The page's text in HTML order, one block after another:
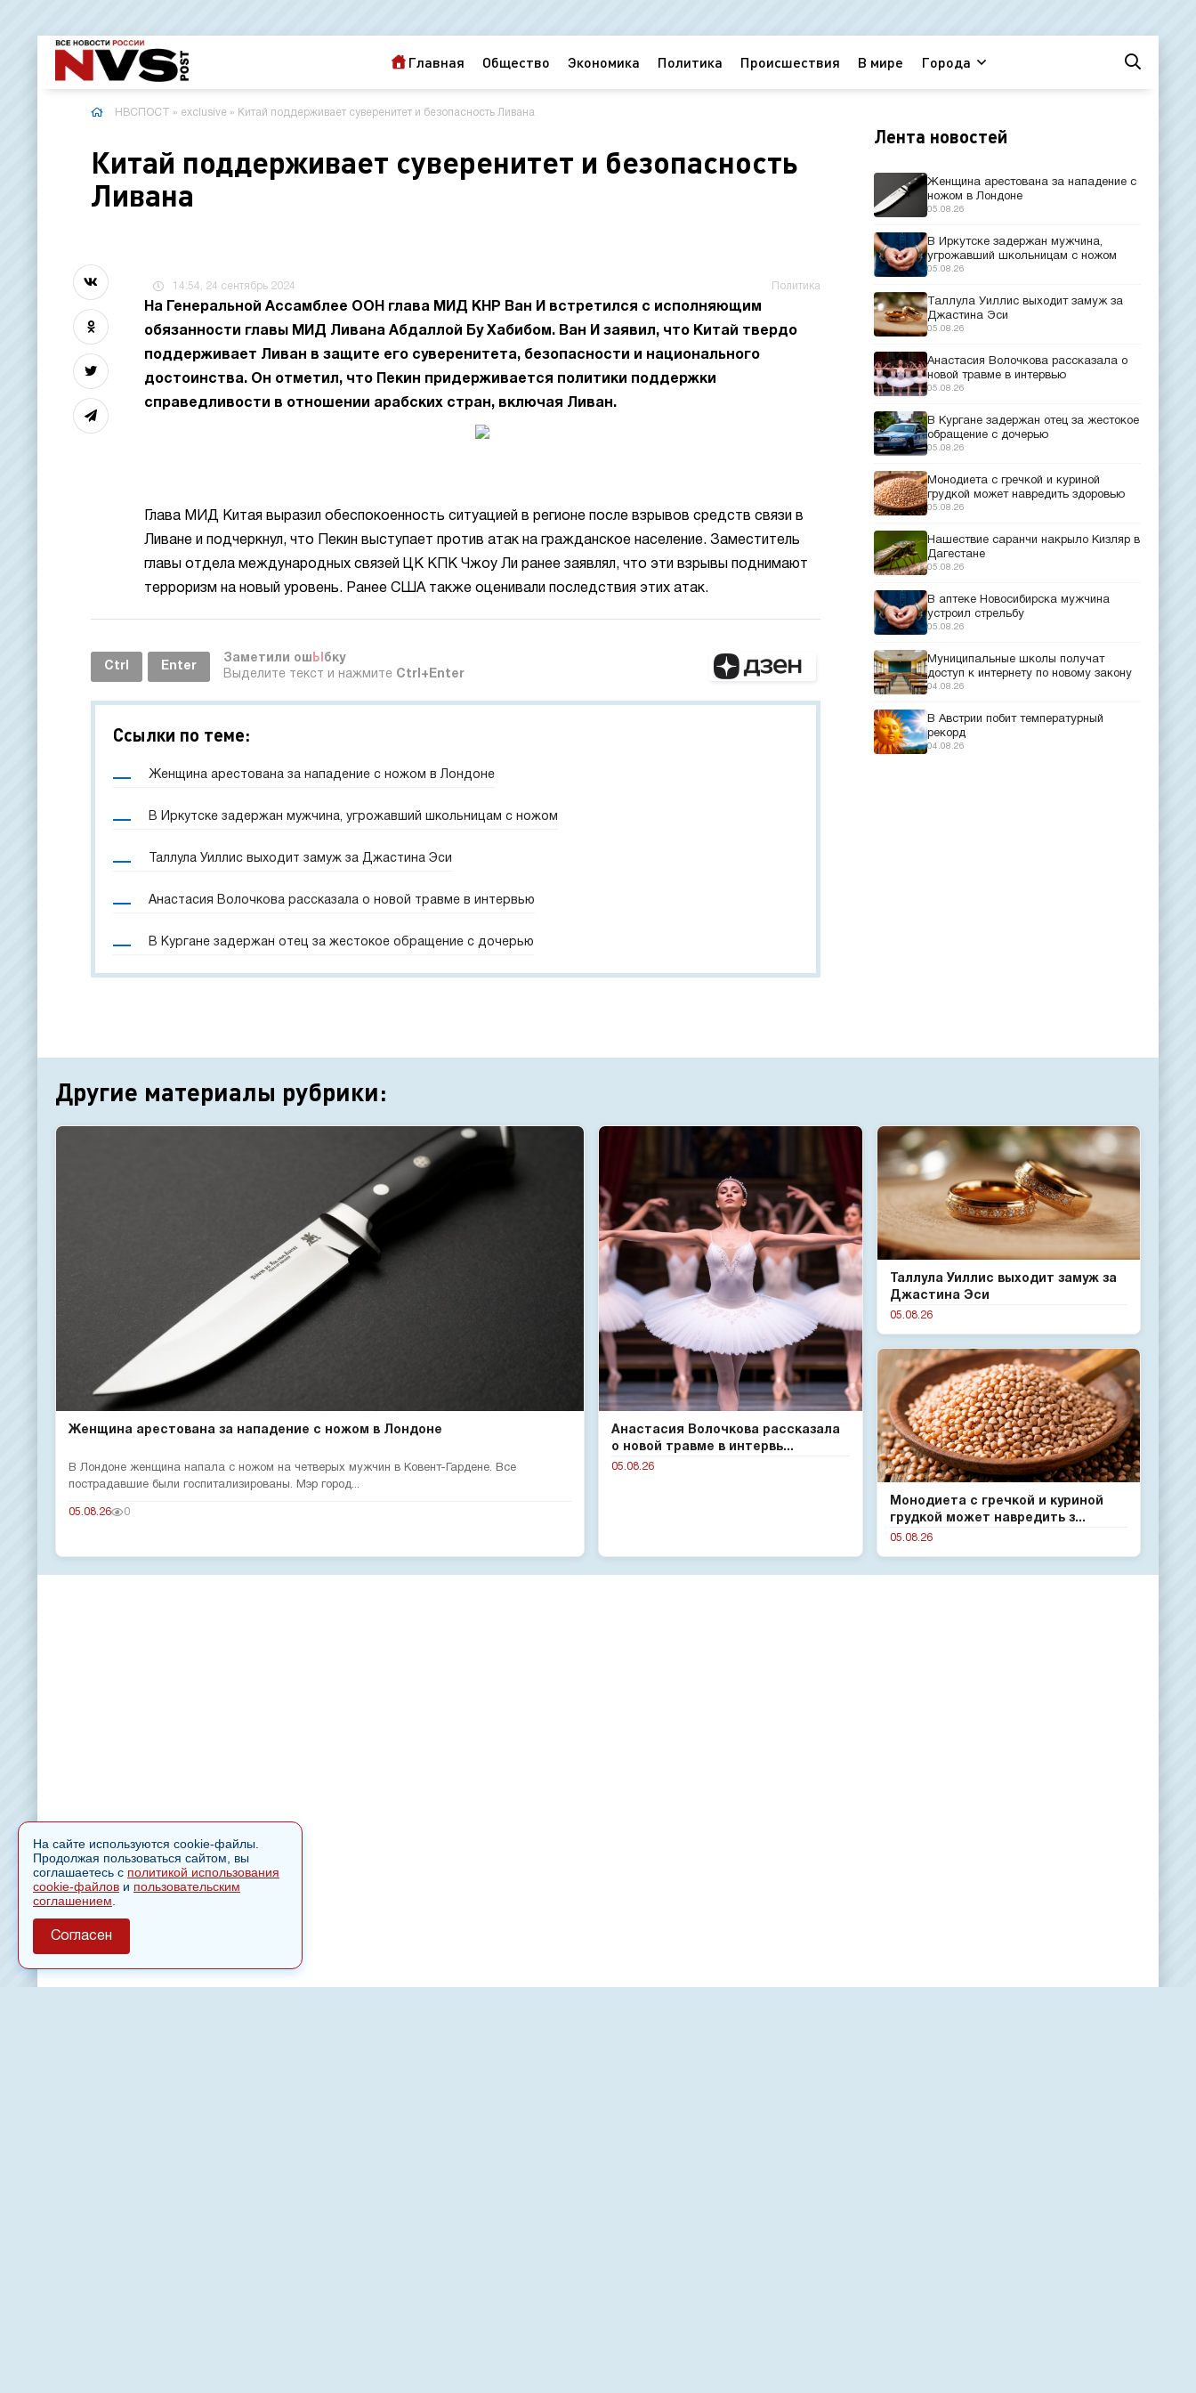
Главная Общество Экономика Политика Происшествия В мире Города
НВСПОСТ » exclusive » Китай поддерживает суверенитет и безопасность Ливана
Китай поддерживает суверенитет и безопасность
Ливана
14:54, 24 сентябрь 2024 Политика
На Генеральной Ассамблее ООН глава МИД КНР Ван И встретился с исполняющим
обязанности главы МИД Ливана Абдаллой Бу Хабибом. Ван И заявил, что Китай твердо
поддерживает Ливан в защите его суверенитета, безопасности и национального
достоинства. Он отметил, что Пекин придерживается политики поддержки
справедливости в отношении арабских стран, включая Ливан.
Глава МИД Китая выразил обеспокоенность ситуацией в регионе после взрывов средств связи в
Ливане и подчеркнул, что Пекин выступает против атак на гражданское население. Заместитель
главы отдела международных связей ЦК КПК Чжоу Ли ранее заявлял, что эти взрывы поднимают
терроризм на новый уровень. Ранее США также оценивали последствия этих атак.
Ctrl Enter
Заметили ош Ы бку
Выделите текст и нажмите Ctrl+Enter
Ссылки по теме:
Женщина арестована за нападение с ножом в Лондоне
В Иркутске задержан мужчина, угрожавший школьницам с ножом
Таллула Уиллис выходит замуж за Джастина Эси
Анастасия Волочкова рассказала о новой травме в интервью
В Кургане задержан отец за жестокое обращение с дочерью
Лента новостей
Женщина арестована за нападение с
ножом в Лондоне
05.08.26
В Иркутске задержан мужчина,
угрожавший школьницам с ножом
05.08.26
Таллула Уиллис выходит замуж за
Джастина Эси
05.08.26
Анастасия Волочкова рассказала о
новой травме в интервью
05.08.26
В Кургане задержан отец за жестокое
обращение с дочерью
05.08.26
Монодиета с гречкой и куриной
грудкой может навредить здоровью
05.08.26
Нашествие саранчи накрыло Кизляр в
Дагестане
05.08.26
В аптеке Новосибирска мужчина
устроил стрельбу
05.08.26
Муниципальные школы получат
доступ к интернету по новому закону
04.08.26
В Австрии побит температурный
рекорд
04.08.26
Другие материалы рубрики:
Женщина арестована за нападение с ножом в Лондоне
В Лондоне женщина напала с ножом на четверых мужчин в Ковент-Гардене. Все
пострадавшие были госпитализированы. Мэр город...
05.08.26 0
Таллула Уиллис выходит замуж за
Джастина Эси
05.08.26
Анастасия Волочкова рассказала
о новой травме в интервь...
05.08.26
Монодиета с гречкой и куриной
грудкой может навредить з...
05.08.26
На сайте используются cookie-файлы.
Продолжая пользоваться сайтом, вы
соглашаетесь с политикой использования
cookie-файлов и пользовательским
соглашением
Согласен